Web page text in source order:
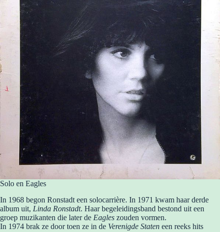
Solo en Eagles
In 1968 begon Ronstadt een solocarrière. In 1971 kwam haar derde
album uit, Linda Ronstadt. Haar begeleidingsband bestond uit een
groep muzikanten die later de Eagles zouden vormen.
In 1974 brak ze door toen ze in de Verenigde Staten een reeks hits